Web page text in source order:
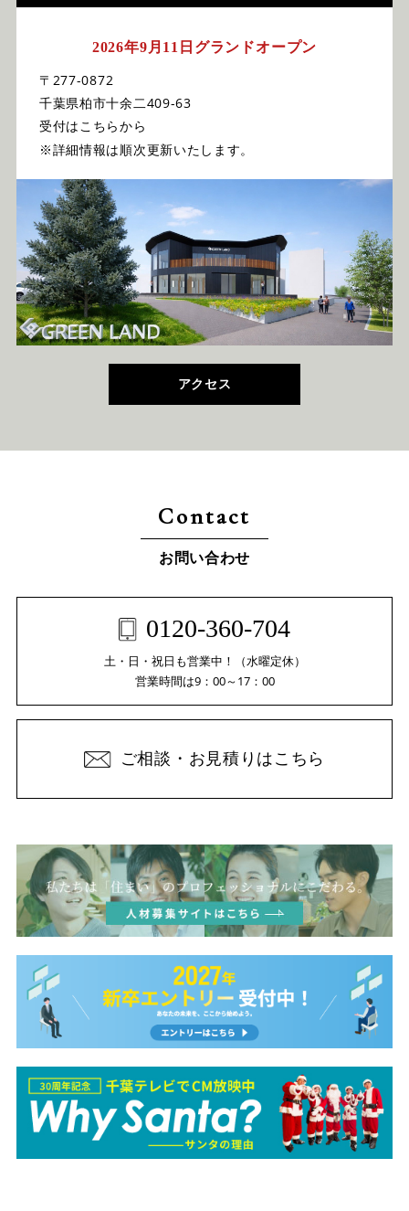
2026年9月11日グランドオープン
〒277-0872
千葉県柏市十余二409-63
受付はこちらから
※詳細情報は順次更新いたします。
アクセス
Contact
お問い合わせ
0120-360-704
土・日・祝日も営業中！（水曜定休）
営業時間は9：00～17：00
ご相談・お見積りはこちら